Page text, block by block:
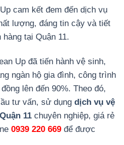
cam kết đem đến dịch vụ
lượng, đáng tin cậy và tiết
tại Quận 11.
Up đã tiến hành vệ sinh,
ngàn hộ gia đình, công trình
lên đến 90%. Theo đó,
tư vấn, sử dụng dịch vụ vệ
11 chuyên nghiệp, giá rẻ
0939 220 669 để được